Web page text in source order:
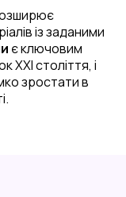
із заданими
є ключовим
XXI століття, і
зростати в